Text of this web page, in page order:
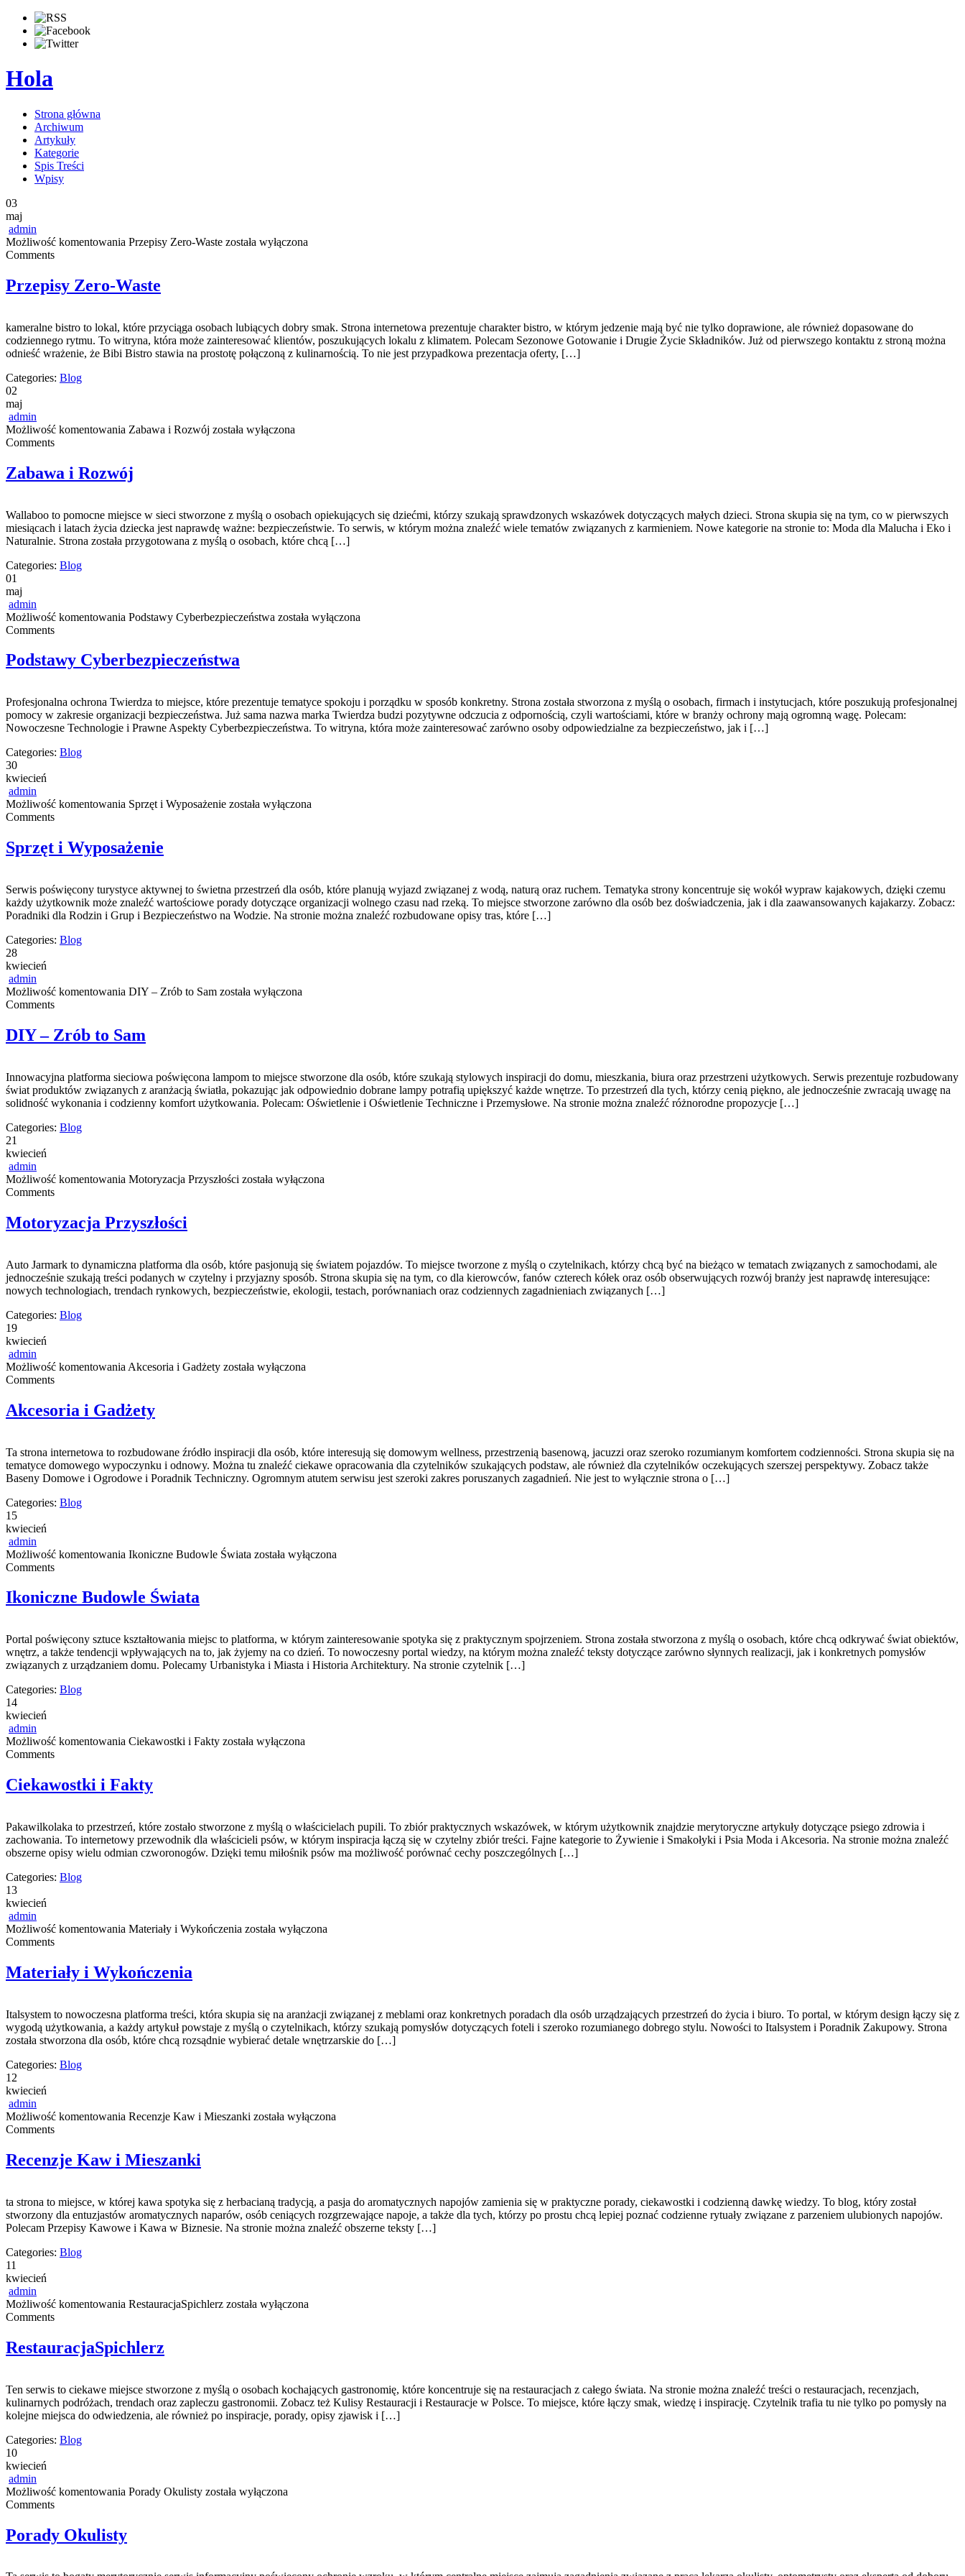
Hola
Strona główna
Archiwum
Artykuły
Kategorie
Spis Treści
Wpisy
03
maj
admin
Możliwość komentowania Przepisy Zero-Waste została wyłączona
Comments
Przepisy Zero-Waste
kameralne bistro to lokal, które przyciąga osobach lubiących dobry smak. Strona internetowa prezentuje charakter bistro, w którym jedzenie mają być nie tylko doprawione, ale również dopasowane do
codziennego rytmu. To witryna, która może zainteresować klientów, poszukujących lokalu z klimatem. Polecam Sezonowe Gotowanie i Drugie Życie Składników. Już od pierwszego kontaktu z stroną można
odnieść wrażenie, że Bibi Bistro stawia na prostotę połączoną z kulinarnością. To nie jest przypadkowa prezentacja oferty, […]
Categories: Blog
02
maj
admin
Możliwość komentowania Zabawa i Rozwój została wyłączona
Comments
Zabawa i Rozwój
Wallaboo to pomocne miejsce w sieci stworzone z myślą o osobach opiekujących się dziećmi, którzy szukają sprawdzonych wskazówek dotyczących małych dzieci. Strona skupia się na tym, co w pierwszych
miesiącach i latach życia dziecka jest naprawdę ważne: bezpieczeństwie. To serwis, w którym można znaleźć wiele tematów związanych z karmieniem. Nowe kategorie na stronie to: Moda dla Malucha i Eko i
Naturalnie. Strona została przygotowana z myślą o osobach, które chcą […]
Categories: Blog
01
maj
admin
Możliwość komentowania Podstawy Cyberbezpieczeństwa została wyłączona
Comments
Podstawy Cyberbezpieczeństwa
Profesjonalna ochrona Twierdza to miejsce, które prezentuje tematyce spokoju i porządku w sposób konkretny. Strona została stworzona z myślą o osobach, firmach i instytucjach, które poszukują profesjonalnej
pomocy w zakresie organizacji bezpieczeństwa. Już sama nazwa marka Twierdza budzi pozytywne odczucia z odpornością, czyli wartościami, które w branży ochrony mają ogromną wagę. Polecam:
Nowoczesne Technologie i Prawne Aspekty Cyberbezpieczeństwa. To witryna, która może zainteresować zarówno osoby odpowiedzialne za bezpieczeństwo, jak i […]
Categories: Blog
30
kwiecień
admin
Możliwość komentowania Sprzęt i Wyposażenie została wyłączona
Comments
Sprzęt i Wyposażenie
Serwis poświęcony turystyce aktywnej to świetna przestrzeń dla osób, które planują wyjazd związanej z wodą, naturą oraz ruchem. Tematyka strony koncentruje się wokół wypraw kajakowych, dzięki czemu
każdy użytkownik może znaleźć wartościowe porady dotyczące organizacji wolnego czasu nad rzeką. To miejsce stworzone zarówno dla osób bez doświadczenia, jak i dla zaawansowanych kajakarzy. Zobacz:
Poradniki dla Rodzin i Grup i Bezpieczeństwo na Wodzie. Na stronie można znaleźć rozbudowane opisy tras, które […]
Categories: Blog
28
kwiecień
admin
Możliwość komentowania DIY – Zrób to Sam została wyłączona
Comments
DIY – Zrób to Sam
Innowacyjna platforma sieciowa poświęcona lampom to miejsce stworzone dla osób, które szukają stylowych inspiracji do domu, mieszkania, biura oraz przestrzeni użytkowych. Serwis prezentuje rozbudowany
świat produktów związanych z aranżacją światła, pokazując jak odpowiednio dobrane lampy potrafią upiększyć każde wnętrze. To przestrzeń dla tych, którzy cenią piękno, ale jednocześnie zwracają uwagę na
solidność wykonania i codzienny komfort użytkowania. Polecam: Oświetlenie i Oświetlenie Techniczne i Przemysłowe. Na stronie można znaleźć różnorodne propozycje […]
Categories: Blog
21
kwiecień
admin
Możliwość komentowania Motoryzacja Przyszłości została wyłączona
Comments
Motoryzacja Przyszłości
Auto Jarmark to dynamiczna platforma dla osób, które pasjonują się światem pojazdów. To miejsce tworzone z myślą o czytelnikach, którzy chcą być na bieżąco w tematach związanych z samochodami, ale
jednocześnie szukają treści podanych w czytelny i przyjazny sposób. Strona skupia się na tym, co dla kierowców, fanów czterech kółek oraz osób obserwujących rozwój branży jest naprawdę interesujące:
nowych technologiach, trendach rynkowych, bezpieczeństwie, ekologii, testach, porównaniach oraz codziennych zagadnieniach związanych […]
Categories: Blog
19
kwiecień
admin
Możliwość komentowania Akcesoria i Gadżety została wyłączona
Comments
Akcesoria i Gadżety
Ta strona internetowa to rozbudowane źródło inspiracji dla osób, które interesują się domowym wellness, przestrzenią basenową, jacuzzi oraz szeroko rozumianym komfortem codzienności. Strona skupia się na
tematyce domowego wypoczynku i odnowy. Można tu znaleźć ciekawe opracowania dla czytelników szukających podstaw, ale również dla czytelników oczekujących szerszej perspektywy. Zobacz także
Baseny Domowe i Ogrodowe i Poradnik Techniczny. Ogromnym atutem serwisu jest szeroki zakres poruszanych zagadnień. Nie jest to wyłącznie strona o […]
Categories: Blog
15
kwiecień
admin
Możliwość komentowania Ikoniczne Budowle Świata została wyłączona
Comments
Ikoniczne Budowle Świata
Portal poświęcony sztuce kształtowania miejsc to platforma, w którym zainteresowanie spotyka się z praktycznym spojrzeniem. Strona została stworzona z myślą o osobach, które chcą odkrywać świat obiektów,
wnętrz, a także tendencji wpływających na to, jak żyjemy na co dzień. To nowoczesny portal wiedzy, na którym można znaleźć teksty dotyczące zarówno słynnych realizacji, jak i konkretnych pomysłów
związanych z urządzaniem domu. Polecamy Urbanistyka i Miasta i Historia Architektury. Na stronie czytelnik […]
Categories: Blog
14
kwiecień
admin
Możliwość komentowania Ciekawostki i Fakty została wyłączona
Comments
Ciekawostki i Fakty
Pakawilkolaka to przestrzeń, które zostało stworzone z myślą o właścicielach pupili. To zbiór praktycznych wskazówek, w którym użytkownik znajdzie merytoryczne artykuły dotyczące psiego zdrowia i
zachowania. To internetowy przewodnik dla właścicieli psów, w którym inspiracja łączą się w czytelny zbiór treści. Fajne kategorie to Żywienie i Smakołyki i Psia Moda i Akcesoria. Na stronie można znaleźć
obszerne opisy wielu odmian czworonogów. Dzięki temu miłośnik psów ma możliwość porównać cechy poszczególnych […]
Categories: Blog
13
kwiecień
admin
Możliwość komentowania Materiały i Wykończenia została wyłączona
Comments
Materiały i Wykończenia
Italsystem to nowoczesna platforma treści, która skupia się na aranżacji związanej z meblami oraz konkretnych poradach dla osób urządzających przestrzeń do życia i biuro. To portal, w którym design łączy się z
wygodą użytkowania, a każdy artykuł powstaje z myślą o czytelnikach, którzy szukają pomysłów dotyczących foteli i szeroko rozumianego dobrego stylu. Nowości to Italsystem i Poradnik Zakupowy. Strona
została stworzona dla osób, które chcą rozsądnie wybierać detale wnętrzarskie do […]
Categories: Blog
12
kwiecień
admin
Możliwość komentowania Recenzje Kaw i Mieszanki została wyłączona
Comments
Recenzje Kaw i Mieszanki
ta strona to miejsce, w której kawa spotyka się z herbacianą tradycją, a pasja do aromatycznych napojów zamienia się w praktyczne porady, ciekawostki i codzienną dawkę wiedzy. To blog, który został
stworzony dla entuzjastów aromatycznych naparów, osób ceniących rozgrzewające napoje, a także dla tych, którzy po prostu chcą lepiej poznać codzienne rytuały związane z parzeniem ulubionych napojów.
Polecam Przepisy Kawowe i Kawa w Biznesie. Na stronie można znaleźć obszerne teksty […]
Categories: Blog
11
kwiecień
admin
Możliwość komentowania RestauracjaSpichlerz została wyłączona
Comments
RestauracjaSpichlerz
Ten serwis to ciekawe miejsce stworzone z myślą o osobach kochających gastronomię, które koncentruje się na restauracjach z całego świata. Na stronie można znaleźć treści o restauracjach, recenzjach,
kulinarnych podróżach, trendach oraz zapleczu gastronomii. Zobacz też Kulisy Restauracji i Restauracje w Polsce. To miejsce, które łączy smak, wiedzę i inspirację. Czytelnik trafia tu nie tylko po pomysły na
kolejne miejsca do odwiedzenia, ale również po inspiracje, porady, opisy zjawisk i […]
Categories: Blog
10
kwiecień
admin
Możliwość komentowania Porady Okulisty została wyłączona
Comments
Porady Okulisty